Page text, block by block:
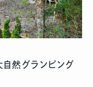
然グランピング